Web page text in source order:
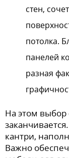
стен,
потолка.
панелей
разная
На этом
кантри,
Важно